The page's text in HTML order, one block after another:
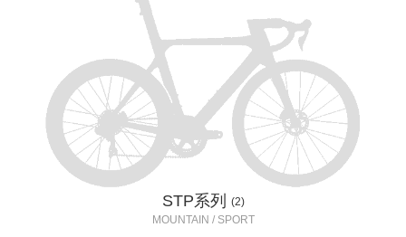
STP系列
(2)
MOUNTAIN / SPORT